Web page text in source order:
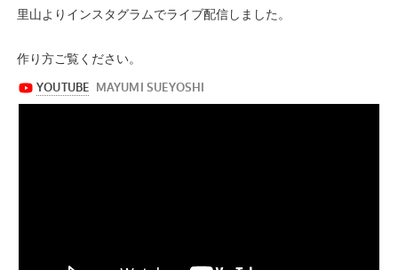
里山よりインスタグラムでライブ配信しました。
作り方ご覧ください。